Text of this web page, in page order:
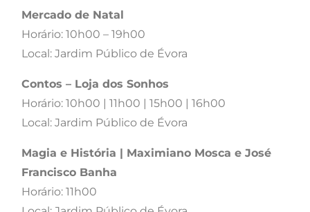
Mercado de Natal
Horário: 10h00 – 19h00
Local: Jardim Público de Évora
Contos – Loja dos Sonhos
Horário: 10h00 | 11h00 | 15h00 | 16h00
Local: Jardim Público de Évora
Magia e História | Maximiano Mosca e José
Francisco Banha
Horário: 11h00